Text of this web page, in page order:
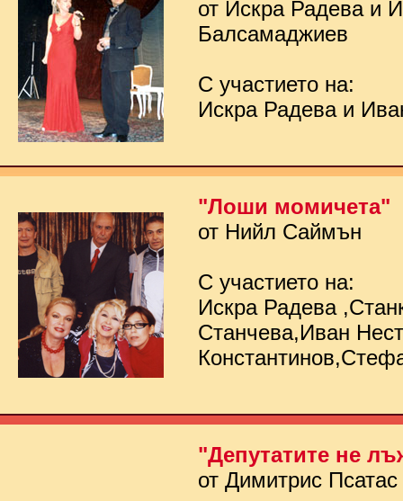
от Искра Радева и
Балсамаджиев
С участието на:
Искра Радева и
"Лоши момичета"
от Нийл Саймън
С участието на:
Искра Радева
Станчева,Иван
"Депутатите не
от Димитрис Псатас